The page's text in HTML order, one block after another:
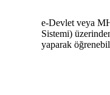
e-Devlet veya
Sistemi)
yaparak